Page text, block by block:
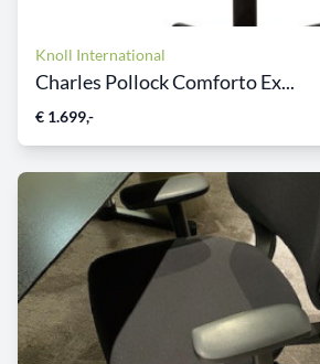
Knoll International
Charles Pollock Comforto Ex...
€ 1.699,-